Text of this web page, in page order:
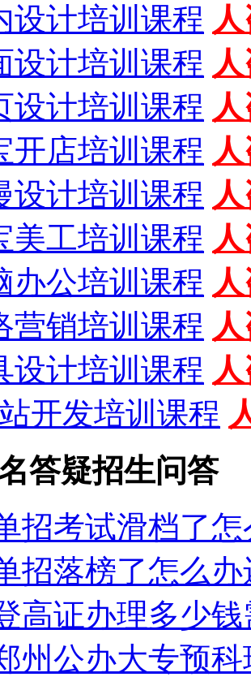
设计培训课程
设计培训课程
设计培训课程
开店培训课程
设计培训课程
美工培训课程
办公培训课程
营销培训课程
设计培训课程
开发培训课程
答疑招生问答
招考试滑档了
招落榜了怎么
高证办理多少
州公办大专预